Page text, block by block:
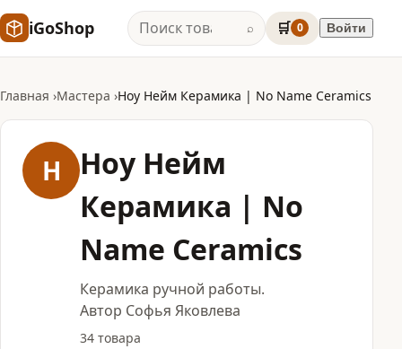
iGoShop ⌕ 🛒 0 Войти
Главная Мастера Ноу Нейм Керамика | No Name Ceramics
Н
Ноу Нейм
Керамика | No
Name Ceramics
Керамика ручной работы.
Автор Софья Яковлева
34 товара